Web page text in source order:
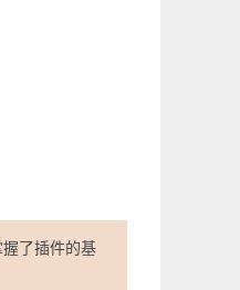
了插件的基